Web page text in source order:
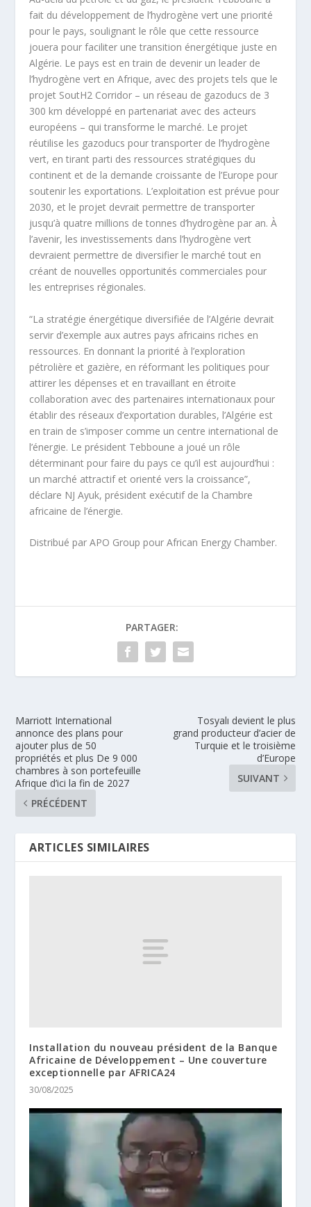
fait du développement de l’hydrogène vert une priorité
pour le pays, soulignant le rôle que cette ressource
jouera pour faciliter une transition énergétique juste en
Algérie. Le pays est en train de devenir un leader de
l’hydrogène vert en Afrique, avec des projets tels que le
projet SoutH2 Corridor – un réseau de gazoducs de 3
300 km développé en partenariat avec des acteurs
européens – qui transforme le marché. Le projet
réutilise les gazoducs pour transporter de l’hydrogène
vert, en tirant parti des ressources stratégiques du
continent et de la demande croissante de l’Europe pour
soutenir les exportations. L’exploitation est prévue pour
2030, et le projet devrait permettre de transporter
jusqu’à quatre millions de tonnes d’hydrogène par an. À
l’avenir, les investissements dans l’hydrogène vert
devraient permettre de diversifier le marché tout en
créant de nouvelles opportunités commerciales pour
les entreprises régionales.
“La stratégie énergétique diversifiée de l’Algérie devrait
servir d’exemple aux autres pays africains riches en
ressources. En donnant la priorité à l’exploration
pétrolière et gazière, en réformant les politiques pour
attirer les dépenses et en travaillant en étroite
collaboration avec des partenaires internationaux pour
établir des réseaux d’exportation durables, l’Algérie est
en train de s’imposer comme un centre international de
l’énergie. Le président Tebboune a joué un rôle
déterminant pour faire du pays ce qu’il est aujourd’hui :
un marché attractif et orienté vers la croissance”,
déclare NJ Ayuk, président exécutif de la Chambre
africaine de l’énergie.
Distribué par APO Group pour African Energy Chamber.
PARTAGER:
Marriott International
annonce des plans pour
ajouter plus de 50
propriétés et plus De 9 000
chambres à son portefeuille
Afrique d’ici la fin de 2027
PRÉCÉDENT
Tosyalı devient le plus
grand producteur d’acier de
Turquie et le troisième
d’Europe
SUIVANT
ARTICLES SIMILAIRES
Installation du nouveau président de la Banque
Africaine de Développement – Une couverture
exceptionnelle par AFRICA24
30/08/2025